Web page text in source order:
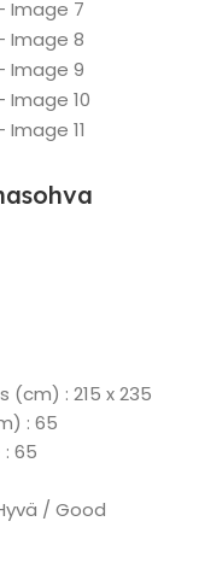
(cm) : 215 x 235
: 65
65
/ Good